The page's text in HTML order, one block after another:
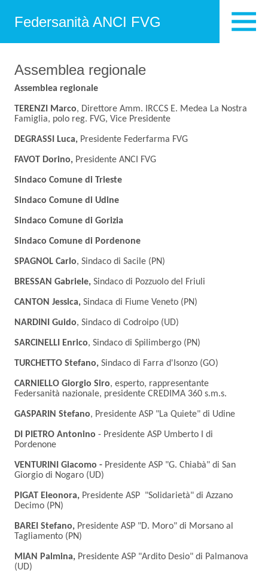
Federsanità ANCI FVG
Assemblea regionale
Assemblea regionale
TERENZI Marco, Direttore Amm. IRCCS E. Medea La Nostra
Famiglia, polo reg. FVG, Vice Presidente
DEGRASSI Luca, Presidente Federfarma FVG
FAVOT Dorino, Presidente ANCI FVG
Sindaco Comune di Trieste
Sindaco Comune di Udine
Sindaco Comune di Gorizia
Sindaco Comune di Pordenone
SPAGNOL Carlo, Sindaco di Sacile (PN)
BRESSAN Gabriele, Sindaco di Pozzuolo del Friuli
CANTON Jessica, Sindaca di Fiume Veneto (PN)
NARDINI Guido, Sindaco di Codroipo (UD)
SARCINELLI Enrico, Sindaco di Spilimbergo (PN)
TURCHETTO Stefano, Sindaco di Farra d'Isonzo (GO)
CARNIELLO Giorgio Siro, esperto, rappresentante
Federsanità nazionale, presidente CREDIMA 360 s.m.s.
GASPARIN Stefano, Presidente ASP "La Quiete" di Udine
DI PIETRO Antonino - Presidente ASP Umberto I di
Pordenone
VENTURINI Giacomo - Presidente ASP "G. Chiabà" di San
Giorgio di Nogaro (UD)
PIGAT Eleonora, Presidente ASP "Solidarietà" di Azzano
Decimo (PN)
BAREI Stefano, Presidente ASP "D. Moro" di Morsano al
Tagliamento (PN)
MIAN Palmina, Presidente ASP "Ardito Desio" di Palmanova
(UD)